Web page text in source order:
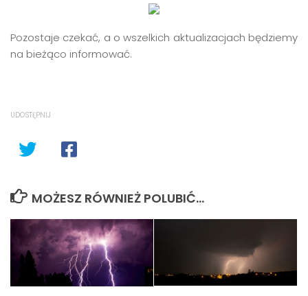
Pozostaje czekać, a o wszelkich aktualizacjach będziemy
na bieżąco informować.
UDOSTĘPNIJ
MOŻESZ RÓWNIEŻ POLUBIĆ…